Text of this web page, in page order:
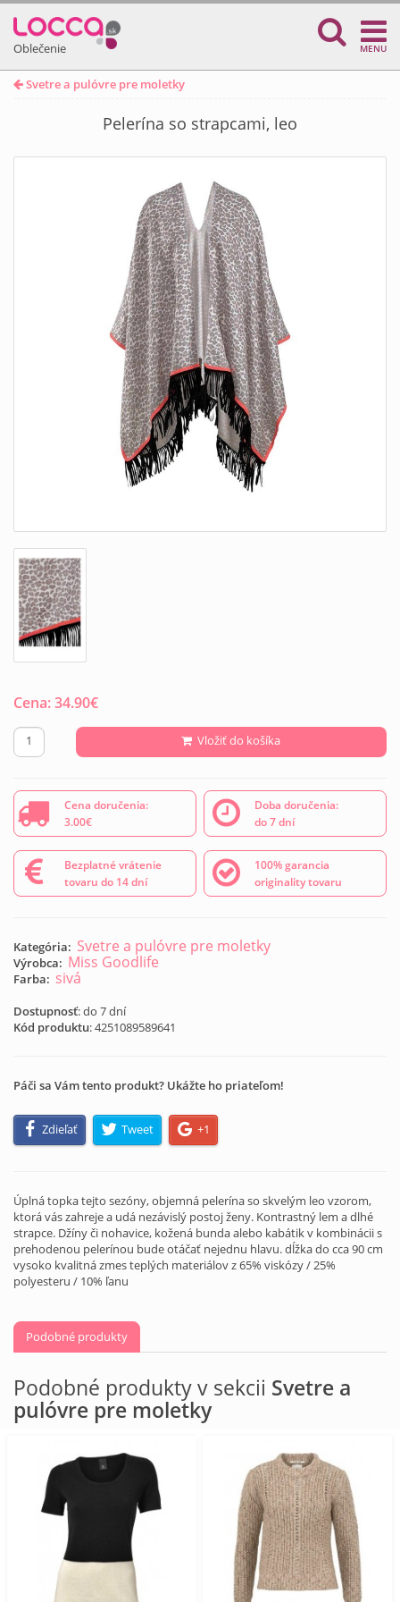
Oblečenie MENU
Svetre a pulóvre pre moletky
Pelerína so strapcami, leo
Cena:34.90€
Vložiť do košíka
Cena doručenia:
3.00€
Doba doručenia:
do 7 dní
Bezplatné vrátenie
tovaru do 14 dní
100% garancia
originality tovaru
Kategória: Svetre a pulóvre pre moletky
Výrobca: Miss Goodlife
Farba: sivá
Dostupnosť: do 7 dní
Kód produktu:4251089589641
Páči sa Vám tento produkt? Ukážte ho priateľom!
Zdieľať Tweet +1
Úplná topka tejto sezóny, objemná pelerína so skvelým leo vzorom,
ktorá vás zahreje a udá nezávislý postoj ženy. Kontrastný lem a dlhé
strapce. Džíny či nohavice, kožená bunda alebo kabátik v kombinácii s
prehodenou pelerínou bude otáčať nejednu hlavu. dĺžka do cca 90 cm
vysoko kvalitná zmes teplých materiálov z 65% viskózy / 25%
polyesteru / 10% ľanu
Podobné produkty
Podobné produkty v sekcii Svetre a
pulóvre pre moletky